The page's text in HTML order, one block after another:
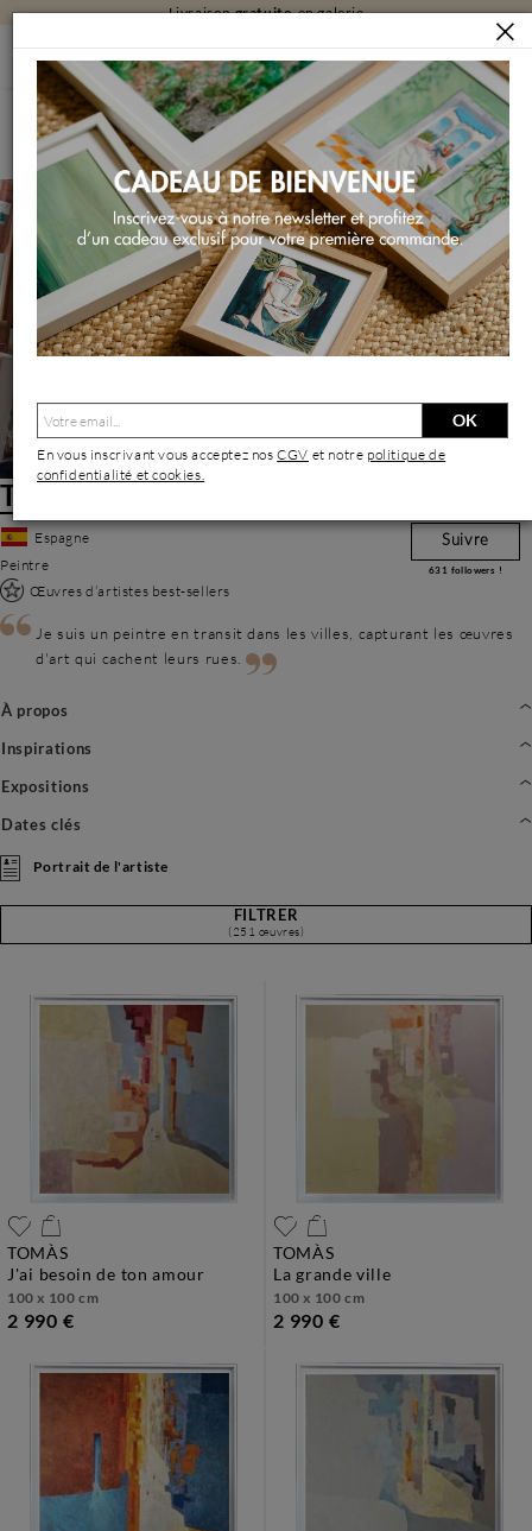
Livraisongratuiteen galerie
ARTISTES TOMÀS
Tomàs | Artiste Contemporain : Oeuvres & Biographie
Tomàs
Espagne
Peintre
Œuvres d’artistes best-sellers
Suivre
631 followers !
Je suis un peintre en transit dans les villes, capturant les œuvres
d'art qui cachent leurs rues.
À propos
Inspirations
Expositions
Dates clés
Portrait de l'artiste
FILTRER
(251 œuvres)
TOMÀS
j'ai besoin de ton amour
100 x 100 cm
2 990 €
TOMÀS
la grande ville
100 x 100 cm
2 990 €
OK
En vous inscrivant vous acceptez nosCGV et notre politique de
confidentialité et cookies.